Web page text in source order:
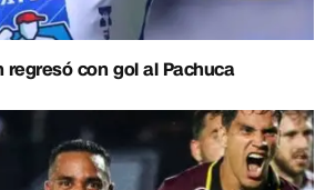
regresó con gol al Pachuca